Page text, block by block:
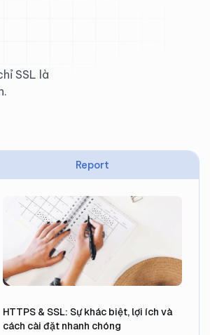
SSL là
Report
HTTPS & SSL: Sự khác biệt, lợi ích và
cách cài đặt nhanh chóng